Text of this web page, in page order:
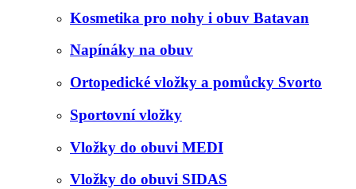
Kosmetika pro nohy i obuv Batavan
Napínáky na obuv
Ortopedické vložky a pomůcky Svorto
Sportovní vložky
Vložky do obuvi MEDI
Vložky do obuvi SIDAS